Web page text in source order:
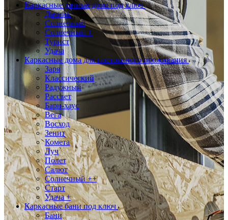
Каркасные дачные дома под ключ
Дачник
Солнечный
Солнечный +
Турист
Удача
Каркасные дома для постоянного проживания
Заря
Классический
Радужный
Рассвет
Барн-хаус
Вега
Восход
Зенит
Комета
Луч
Полет
Салют
Солнечный ++
Старт
Удача +
Каркасные бани под ключ
Бани